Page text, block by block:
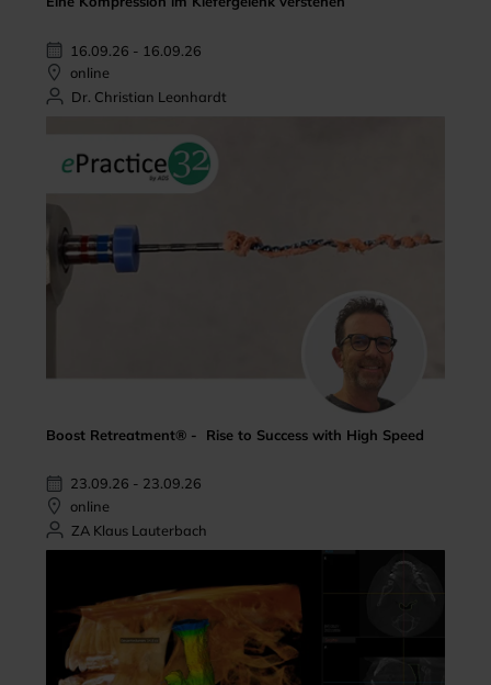
16.09.26 - 16.09.26
online
Dr. Christian Leonhardt
Boost Retreatment® - Rise to Success with High Speed
23.09.26 - 23.09.26
online
ZA Klaus Lauterbach